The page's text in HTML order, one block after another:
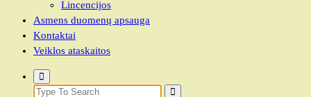
Lincencijos
Asmens duomenų apsauga
Kontaktai
Veiklos ataskaitos
Search